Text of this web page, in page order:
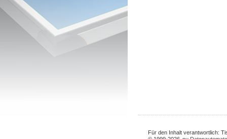
Für den Inhalt verantwortlich: